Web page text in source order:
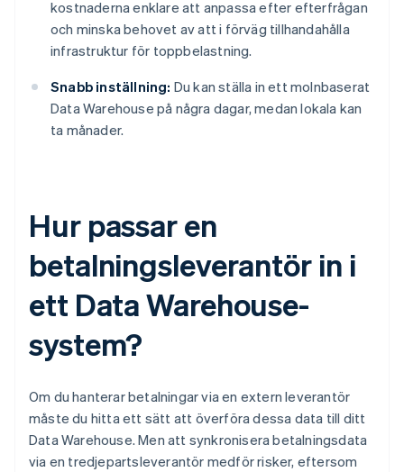
kostnaderna enklare att anpassa efter efterfrågan
och minska behovet av att i förväg tillhandahålla
infrastruktur för toppbelastning.
Snabb inställning: Du kan ställa in ett molnbaserat
Data Warehouse på några dagar, medan lokala kan
ta månader.
Hur passar en
betalningsleverantör in i
ett Data Warehouse-
system?
Om du hanterar betalningar via en extern leverantör
måste du hitta ett sätt att överföra dessa data till ditt
Data Warehouse. Men att synkronisera betalningsdata
via en tredjepartsleverantör medför risker, eftersom